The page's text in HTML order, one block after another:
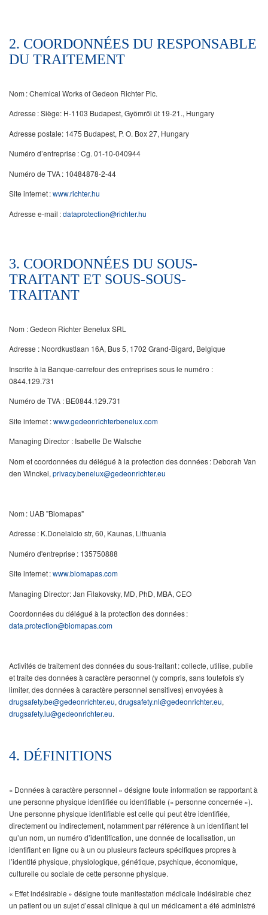
2. COORDONNÉES DU RESPONSABLE
DU TRAITEMENT
Nom : Chemical Works of Gedeon Richter Plc.
Adresse : Siège: H-1103 Budapest, Gyömrői út 19-21., Hungary
Adresse postale: 1475 Budapest, P. O. Box 27, Hungary
Numéro d’entreprise : Cg. 01-10-040944
Numéro de TVA : 10484878-2-44
Site internet :www.richter.hu
Adresse e-mail :dataprotection@richter.hu
3. COORDONNÉES DU SOUS-
TRAITANT ET SOUS-SOUS-
TRAITANT
Nom : Gedeon Richter Benelux SRL
Adresse : Noordkustlaan 16A, Bus 5, 1702 Grand-Bigard, Belgique
Inscrite à la Banque-carrefour des entreprises sous le numéro :
0844.129.731
Numéro de TVA : BE0844.129.731
Site internet :www.gedeonrichterbenelux.com
Managing Director : Isabelle De Walsche
Nom et coordonnées du délégué à la protection des données : Deborah Van
den Winckel, privacy.benelux@gedeonrichter.eu
Nom : UAB "Biomapas"
Adresse : K.Donelaicio str, 60, Kaunas, Lithuania
Numéro d'entreprise : 135750888
Site internet :www.biomapas.com
Managing Director: Jan Filakovsky, MD, PhD, MBA, CEO
Coordonnées du délégué à la protection des données :
data.protection@biomapas.com
Activités de traitement des données du sous-traitant : collecte, utilise, publie
et traite des données à caractère personnel (y compris, sans toutefois s'y
limiter, des données à caractère personnel sensitives) envoyées à
drugsafety.be@gedeonrichter.eu, drugsafety.nl@gedeonrichter.eu,
drugsafety.lu@gedeonrichter.eu.
4. DÉFINITIONS
« Données à caractère personnel » désigne toute information se rapportant à
une personne physique identifiée ou identifiable (« personne concernée »).
Une personne physique identifiable est celle qui peut être identifiée,
directement ou indirectement, notamment par référence à un identifiant tel
qu’un nom, un numéro d’identification, une donnée de localisation, un
identifiant en ligne ou à un ou plusieurs facteurs spécifiques propres à
l’identité physique, physiologique, génétique, psychique, économique,
culturelle ou sociale de cette personne physique.
« Effet indésirable » désigne toute manifestation médicale indésirable chez
un patient ou un sujet d’essai clinique à qui un médicament a été administré